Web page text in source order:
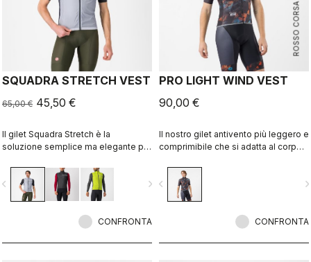
SQUADRA STRETCH VEST
65,00 € 45,50 €
Il gilet Squadra Stretch è la
soluzione semplice ma elegante per
condizioni fresche, fornisce al
contempo una vestibilità aderente al
corpo e un'eccellente ventilazione.
navigate_next
CONFRONTA
ROSSO CORSA
PRO LIGHT WIND VEST
90,00 €
Il nostro gilet antivento più leggero e
comprimibile che si adatta al corpo
traspirante elasticizzato.
navigate_before
CONFRONTA